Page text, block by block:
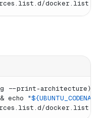
docker.list >
--print-architecture)
echo "
docker.list >